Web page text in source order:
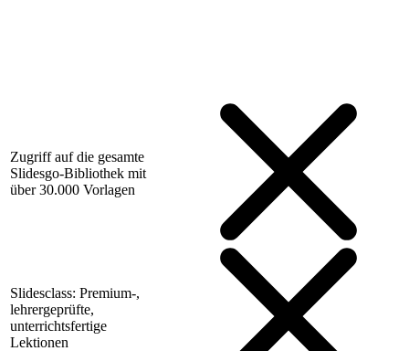
Zugriff auf die gesamte
Slidesgo-Bibliothek mit
über 30.000 Vorlagen
Slidesclass: Premium-,
lehrergeprüfte,
unterrichtsfertige
Lektionen